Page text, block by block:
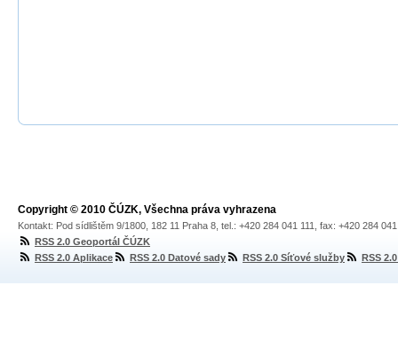
Copyright © 2010 ČÚZK, Všechna práva vyhrazena
Kontakt: Pod sídlištěm 9/1800, 182 11 Praha 8, tel.: +420 284 041 111, fax: +420 284
RSS 2.0 Geoportál ČÚZK
RSS 2.0 Aplikace
RSS 2.0 Datové sady RSS 2.0 Síťové služby RSS